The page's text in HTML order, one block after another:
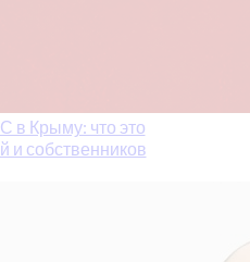
в Крыму: что это
и собственников